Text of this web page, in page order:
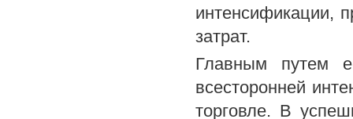
интенсификации,
затрат.
Главным путем
всесторонней
торговле. В